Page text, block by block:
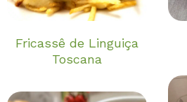
Fricassê de Linguiça
Toscana